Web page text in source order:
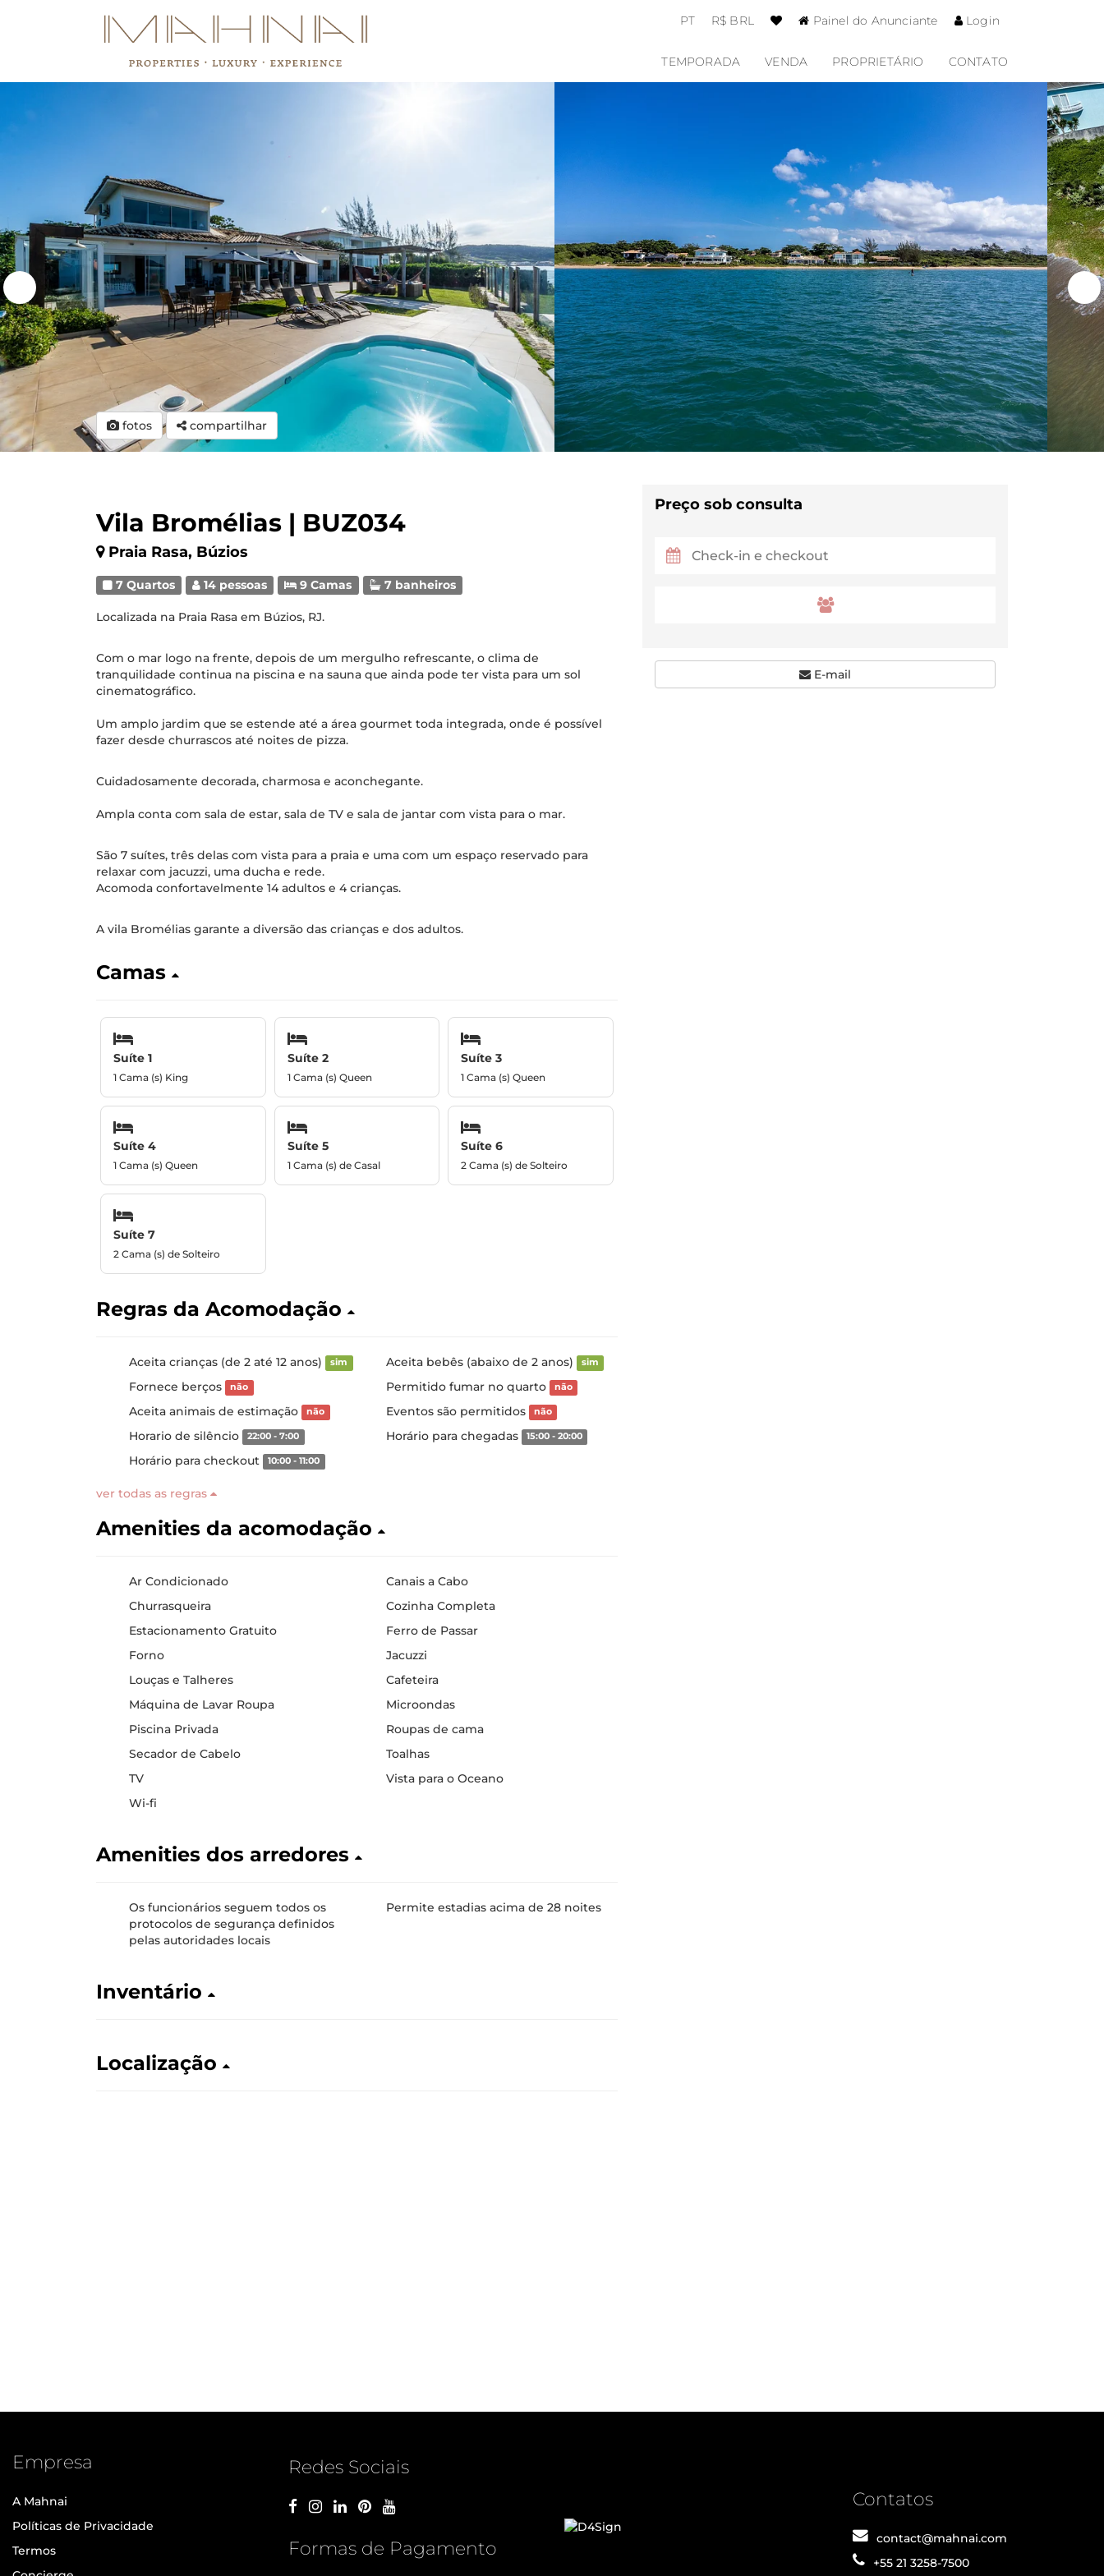
PT R$ BRL Painel do Anunciante Login
TEMPORADA VENDA PROPRIETÁRIO CONTATO
fotos compartilhar
Vila Bromélias | BUZ034
Praia Rasa, Búzios
7 Quartos 14 pessoas 9 Camas 7 banheiros
Localizada na Praia Rasa em Búzios, RJ.
Com o mar logo na frente, depois de um mergulho refrescante, o clima de
tranquilidade continua na piscina e na sauna que ainda pode ter vista para um sol
cinematográfico.
Um amplo jardim que se estende até a área gourmet toda integrada, onde é possível
fazer desde churrascos até noites de pizza.
Cuidadosamente decorada, charmosa e aconchegante.
Ampla conta com sala de estar, sala de TV e sala de jantar com vista para o mar.
São 7 suítes, três delas com vista para a praia e uma com um espaço reservado para
relaxar com jacuzzi, uma ducha e rede.
Acomoda confortavelmente 14 adultos e 4 crianças.
A vila Bromélias garante a diversão das crianças e dos adultos.
Camas
Suíte 1
1 Cama (s) King
Suíte 2
1 Cama (s) Queen
Suíte 3
1 Cama (s) Queen
Suíte 4
1 Cama (s) Queen
Suíte 5
1 Cama (s) de Casal
Suíte 6
2 Cama (s) de Solteiro
Suíte 7
2 Cama (s) de Solteiro
Regras da Acomodação
Aceita crianças (de 2 até 12 anos) sim Aceita bebês (abaixo de 2 anos) sim
Fornece berços não Permitido fumar no quarto não
Aceita animais de estimação não Eventos são permitidos não
Horario de silêncio 22:00 - 7:00 Horário para chegadas 15:00 - 20:00
Horário para checkout 10:00 - 11:00
ver todas as regras
Amenities da acomodação
Ar Condicionado
Canais a Cabo
Churrasqueira
Cozinha Completa
Estacionamento Gratuito
Ferro de Passar
Forno
Jacuzzi
Louças e Talheres
Cafeteira
Máquina de Lavar Roupa
Microondas
Piscina Privada
Roupas de cama
Secador de Cabelo
Toalhas
TV
Vista para o Oceano
Wi-fi
Amenities dos arredores
Os funcionários seguem todos os
protocolos de segurança definidos
pelas autoridades locais
Permite estadias acima de 28 noites
Inventário
Localização
Preço sob consulta
E-mail
Empresa
A Mahnai
Políticas de Privacidade
Termos
Redes Sociais
Formas de Pagamento
Contatos
contact@mahnai.com
+55 21 3258-7500